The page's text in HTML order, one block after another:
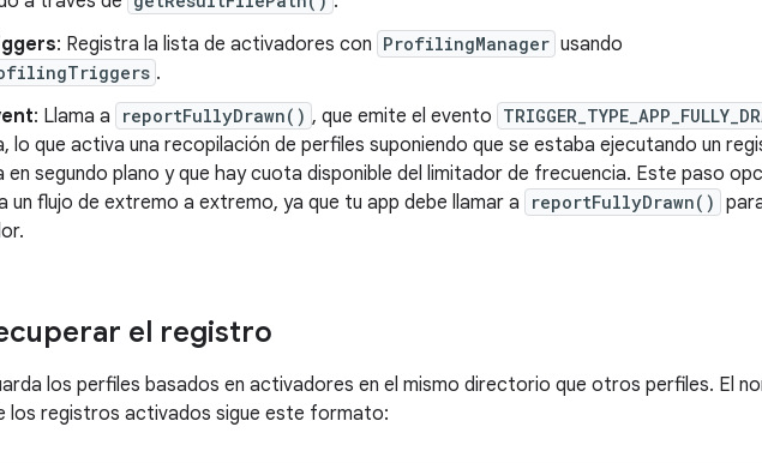
: Registra la lista de activadores con ProfilingManager usando
.
: Llama a reportFullyDrawn() , que emite el evento
lo que activa una recopilación de perfiles suponiendo que se estaba ejecutando un
en segundo plano y que hay cuota disponible del limitador de frecuencia. Este paso
un flujo de extremo a extremo, ya que tu app debe llamar a
reportFullyDrawn()
el registro
los perfiles basados en activadores en el mismo directorio que otros perfiles. El
los registros activados sigue este formato: